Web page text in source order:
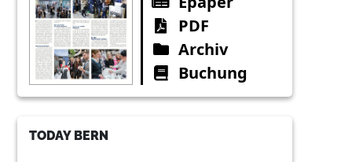
PDF
Archiv
Buchung
TODAY BERN